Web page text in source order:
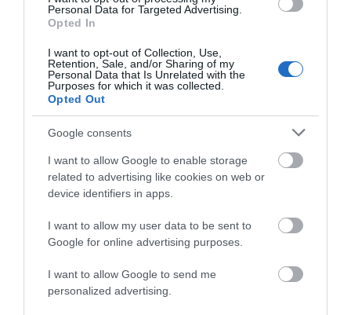
Personal Data for Targeted Advertising.
Opted In
I want to opt-out of Collection, Use,
Retention, Sale, and/or Sharing of my
Personal Data that Is Unrelated with the
Purposes for which it was collected.
Opted Out
Google consents
I want to allow Google to enable storage
related to advertising like cookies on web or
device identifiers in apps.
I want to allow my user data to be sent to
Google for online advertising purposes.
I want to allow Google to send me
personalized advertising.
Ιός Δυτικού Νείλου: 65 κρούσματα
στην Ελλάδα – Έξι νεκροί και 20
ασθενείς σε νοσηλεία
07.08.2026 | 09:30
Υπό έλεγχο η φωτιά στην Σκύρο –
Συνελήφθη μία 63χρονη γυναίκα
Εύβοια: Σε αυτό το γραφικό χωριό
μοίρασαν Κεσκέσι τη
Μεταμόρφωση του Σωτήρος
ρεύμα σήμερα στην Εύβοια
07.08.2026 | 08:45
Δελφίνια κολυμπούν
δίπλα σε σκάφος
τουριστών – Δείτε
βίντεο
κρούσματα στην
Ελλάδα – Έξι νεκροί και
20 ασθενείς σε
νοσηλεία
Εορτολόγιο: Ποιοι
Παρασκευή 7
Αυγούστου
Καφές: Τα οφέλη της
σύμφωνα με ειδικό στο
μικροβίωμα του